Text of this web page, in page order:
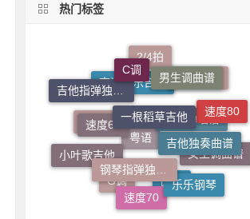
热门标签
志诚音乐吉他
2/4拍
合唱曲谱
吉他弹唱谱
粤语
4/4拍
吉他指弹独奏谱
C调 男生调曲谱
速度80
女生调曲谱
国语
G调
小叶歌吉他
速度65
一根稻草吉他
吉他独奏曲谱
乐乐钢琴
速度70
钢琴指弹独奏谱